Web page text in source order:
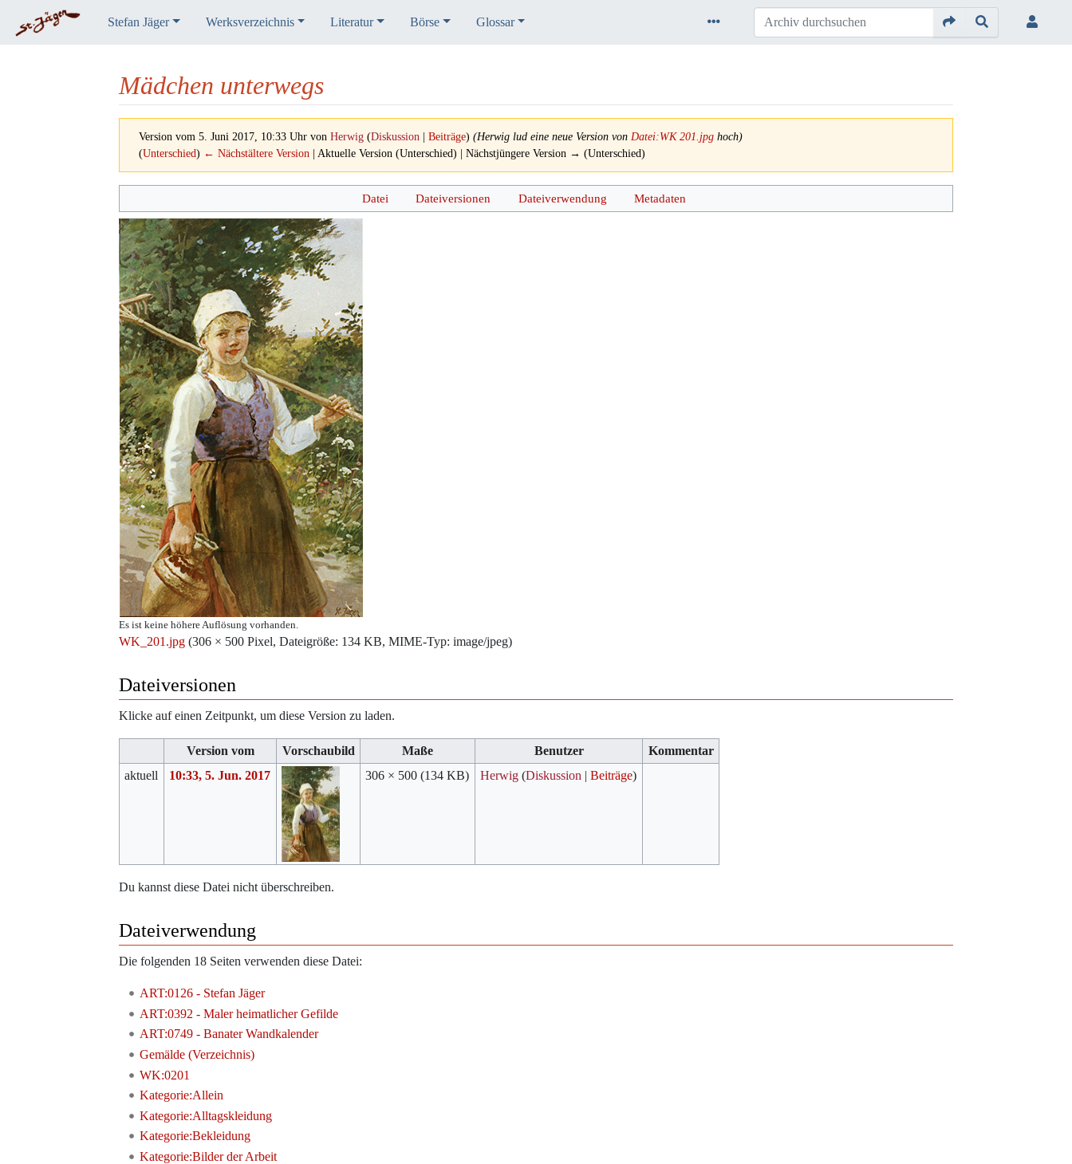
Stefan Jäger Werksverzeichnis Literatur Börse Glossar
Mädchen unterwegs
Version vom 5. Juni 2017, 10:33 Uhr von Herwig (Diskussion Beiträge) (Herwig lud eine neue Version von Datei:WK 201.jpg hoch)
(Unterschied) ← Nächstältere Version | Aktuelle Version (Unterschied) | Nächstjüngere Version → (Unterschied)
Datei Dateiversionen Dateiverwendung Metadaten
Es ist keine höhere Auflösung vorhanden.
WK_201.jpg (306 × 500 Pixel, Dateigröße: 134 KB, MIME-Typ: image/jpeg)
Dateiversionen
Klicke auf einen Zeitpunkt, um diese Version zu laden.
Version vom Vorschaubild Maße Benutzer
Kommentar
aktuell
10:33, 5. Jun. 2017 306 × 500(134 KB) Herwig (Diskussion |Beiträge)
Du kannst diese Datei nicht überschreiben.
Dateiverwendung
Die folgenden 18 Seiten verwenden diese Datei:
ART:0126 - Stefan Jäger
ART:0392 - Maler heimatlicher Gefilde
ART:0749 - Banater Wandkalender
Gemälde (Verzeichnis)
WK:0201
Kategorie:Allein
Kategorie:Alltagskleidung
Kategorie:Bekleidung
Kategorie:Bilder der Arbeit